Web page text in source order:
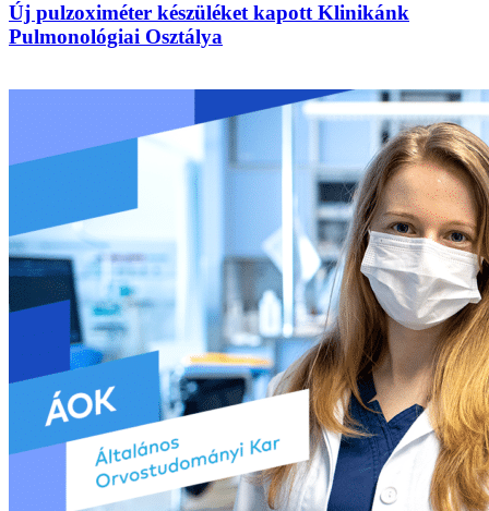
Új pulzoximéter készüléket kapott Klinikánk
Pulmonológiai Osztálya